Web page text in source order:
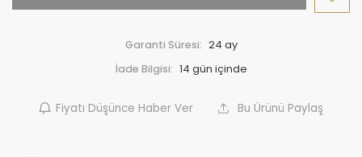
Garanti Süresi: 24 ay
İade Bilgisi:
Fiyatı Düşünce Haber Ver Bu Ürünü Paylaş